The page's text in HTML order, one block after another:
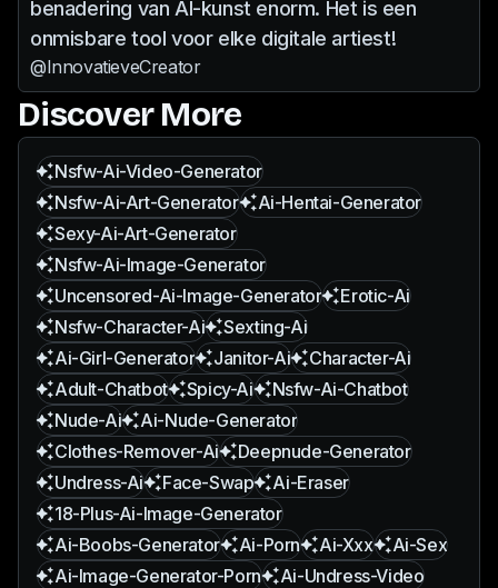
benadering van AI-kunst enorm. Het is een
onmisbare tool voor elke digitale artiest!
@InnovatieveCreator
Discover More
Nsfw-Ai-Video-Generator
Nsfw-Ai-Art-Generator
Ai-Hentai-Generator
Sexy-Ai-Art-Generator
Nsfw-Ai-Image-Generator
Uncensored-Ai-Image-Generator
Erotic-Ai
Nsfw-Character-Ai
Sexting-Ai
Ai-Girl-Generator
Janitor-Ai
Character-Ai
Adult-Chatbot
Spicy-Ai
Nsfw-Ai-Chatbot
Nude-Ai
Ai-Nude-Generator
Clothes-Remover-Ai
Deepnude-Generator
Undress-Ai
Face-Swap
Ai-Eraser
18-Plus-Ai-Image-Generator
Ai-Boobs-Generator
Ai-Porn Ai-Xxx
Ai-Sex
Ai-Image-Generator-Porn
Ai-Undress-Video